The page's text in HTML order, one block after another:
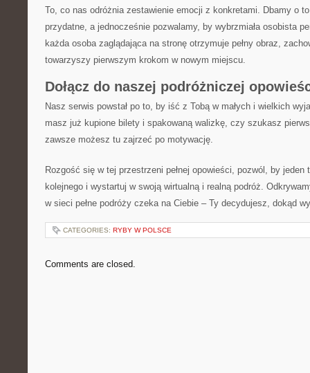
To, co nas odróżnia zestawienie emocji z konkretami. Dbamy o
przydatne, a jednocześnie pozwalamy, by wybrzmiała osobista
każda osoba zaglądająca na stronę otrzymuje pełny obraz,
towarzyszy pierwszym krokom w nowym miejscu.
Dołącz do naszej podróżniczej
Nasz serwis powstał po to, by iść z Tobą w małych i wielkich
masz już kupione bilety i spakowaną walizkę, czy szukasz
zawsze możesz tu zajrzeć po motywację.
Rozgość się w tej przestrzeni pełnej opowieści, pozwól, by jeden
kolejnego i wystartuj w swoją wirtualną i realną podróż.
w sieci pełne podróży czeka na Ciebie – Ty decydujesz, dokąd
CATEGORIES: RYBY W POLSCE
Comments are closed.